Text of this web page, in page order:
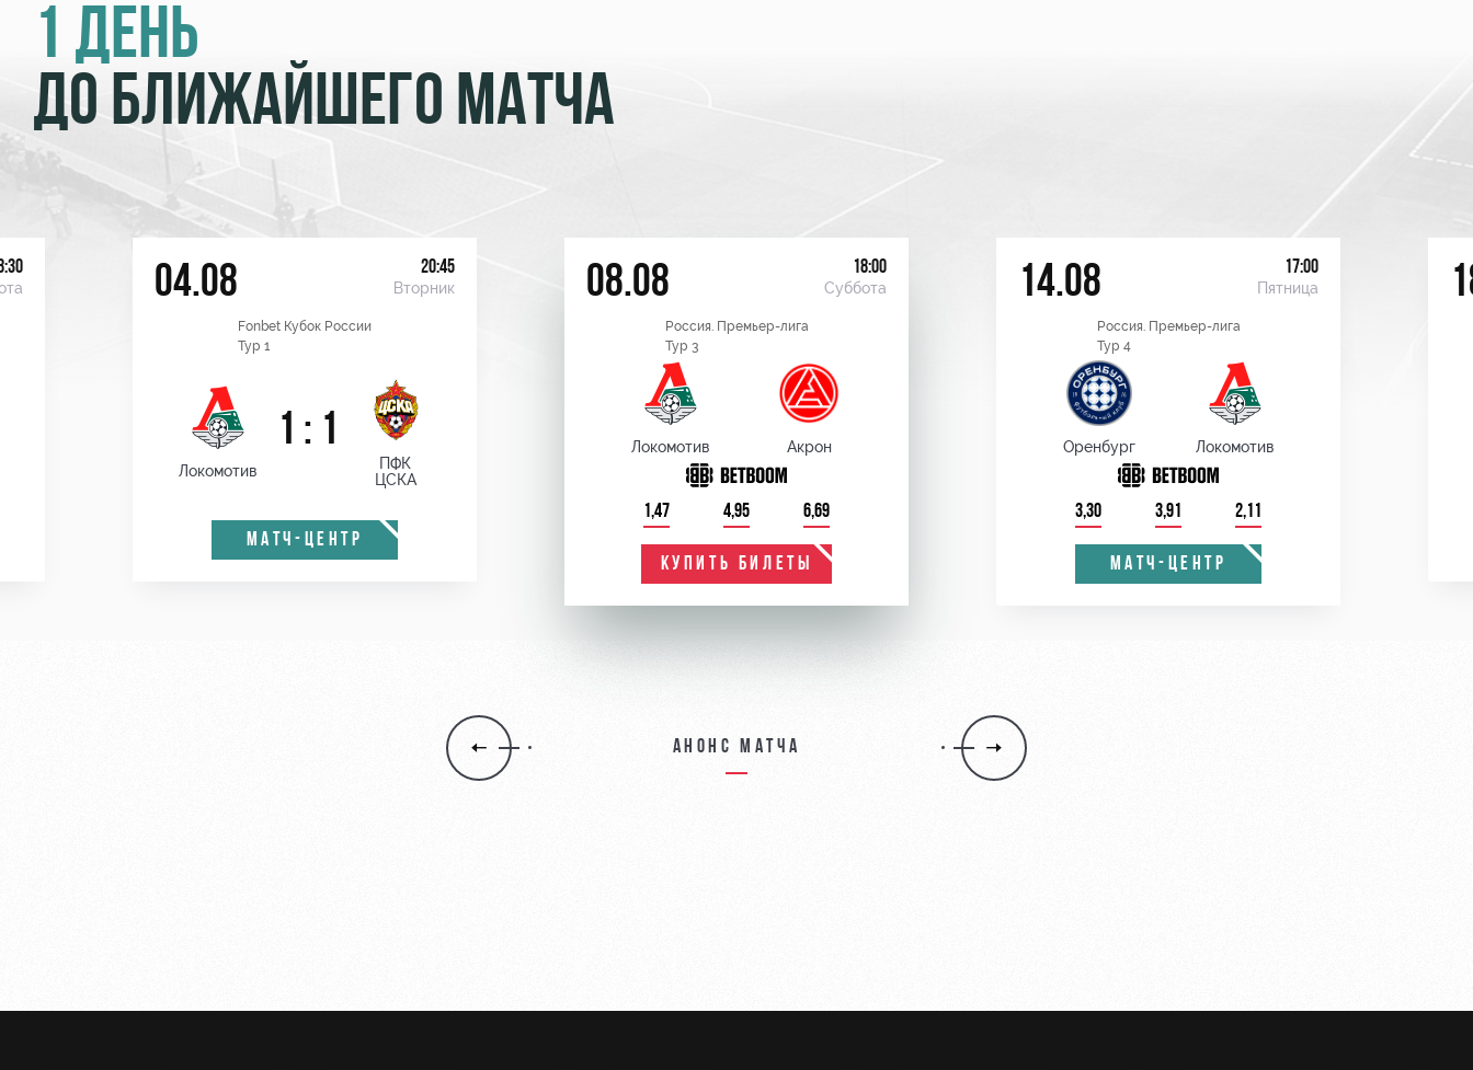
1 ДЕНЬ
ДО БЛИЖАЙШЕГО МАТЧА
04.08 20:45
Вторник
Fonbet Кубок России
Тур 1
Локомотив
1 : 1
ПФК
ЦСКА
МАТЧ-ЦЕНТР
08.08 18:00
Суббота
Россия. Премьер-лига
Тур 3
Локомотив Акрон
1,47 4,95 6,69
КУПИТЬ БИЛЕТЫ
14.08 17:00
Пятница
Россия. Премьер-лига
Тур 4
Оренбург Локомотив
3,30 3,91 2,11
МАТЧ-ЦЕНТР
Анонс матча